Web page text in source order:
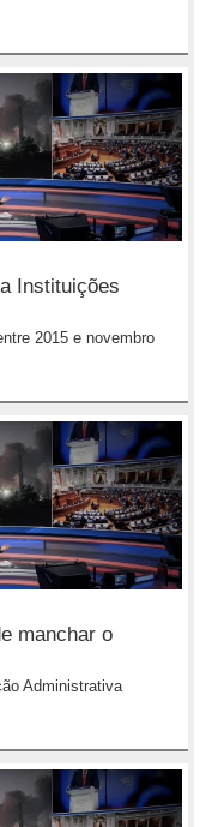
Instituições
2015 e novembro
manchar o
Administrativa